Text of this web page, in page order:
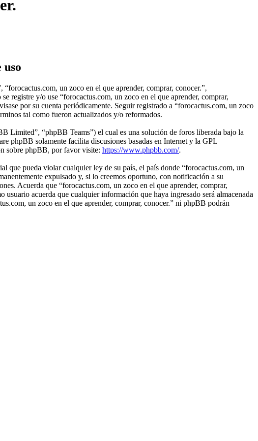
uso
un zoco en el que aprender, comprar, conocer.”,
registre y/o use “forocactus.com, un zoco en el que aprender, comprar,
por su cuenta periódicamente. Seguir registrado a “forocactus.com, un zoco
tal como fueron actualizados y/o reformados.
Limited”, “phpBB Teams”) el cual es una solución de foros liberada bajo la
phpBB solamente facilita discusiones basadas en Internet y la GPL
sobre phpBB, por favor visite: https://www.phpbb.com/.
que pueda violar cualquier ley de su país, el país donde “forocactus.com, un
expulsado y, si lo creemos oportuno, con notificación a su
Acuerda que “forocactus.com, un zoco en el que aprender, comprar,
acuerda que cualquier información que haya ingresado será almacenada
un zoco en el que aprender, comprar, conocer.” ni phpBB podrán